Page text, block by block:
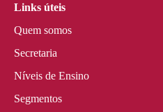
Links úteis
Quem somos
Secretaria
Níveis de Ensino
Segmentos